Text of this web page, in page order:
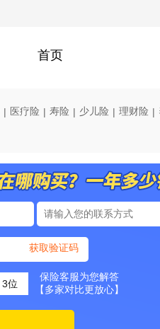
首页
| 医疗险 | 寿险 | 少儿险 | 理财险 |
获取验证码
3位
保险客服为您解答
【多家对比更放心】